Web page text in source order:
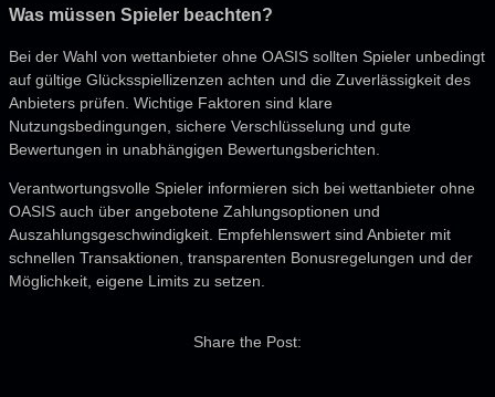
Was müssen Spieler beachten?
Bei der Wahl von wettanbieter ohne OASIS sollten Spieler unbedingt
auf gültige Glücksspiellizenzen achten und die Zuverlässigkeit des
Anbieters prüfen. Wichtige Faktoren sind klare
Nutzungsbedingungen, sichere Verschlüsselung und gute
Bewertungen in unabhängigen Bewertungsberichten.
Verantwortungsvolle Spieler informieren sich bei wettanbieter ohne
OASIS auch über angebotene Zahlungsoptionen und
Auszahlungsgeschwindigkeit. Empfehlenswert sind Anbieter mit
schnellen Transaktionen, transparenten Bonusregelungen und der
Möglichkeit, eigene Limits zu setzen.
Share the Post: